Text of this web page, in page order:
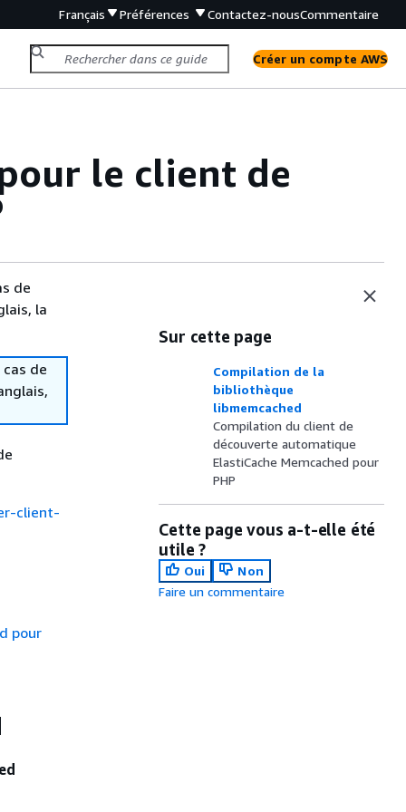
Français Préférences Contactez-nousCommentaire
Créer un compte AWS
le client de
de
la
de
client-
pour
Sur cette page
Compilation de la
bibliothèque
libmemcached
Compilation du client de
découverte automatique
ElastiCache Memcached pour
PHP
Cette page vous a-t-elle été
utile ?
Oui
Non
Faire un commentaire